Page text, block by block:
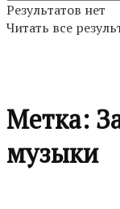
Результатов нет
Читать все
Метка:
музыки